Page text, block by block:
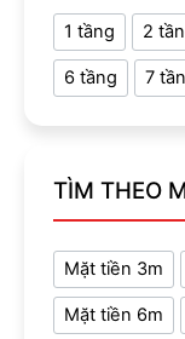
1 tầng 2
6 tầng 7
TÌM THEO
Mặt tiền 3m
Mặt tiền 6m